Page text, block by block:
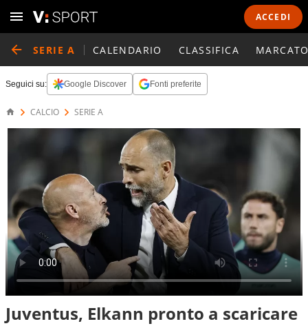
ACCEDI
SERIE A CALENDARIO CLASSIFICA
Seguici su: Google Discover Fonti preferite
CALCIO SERIE A
Juventus, Elkann pronto a scaricare